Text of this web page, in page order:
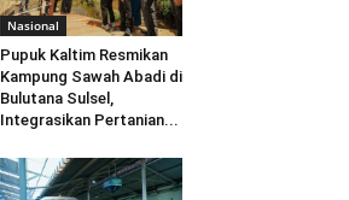
Nasional
Pupuk Kaltim Resmikan
Kampung Sawah Abadi di
Bulutana Sulsel,
Integrasikan Pertanian...